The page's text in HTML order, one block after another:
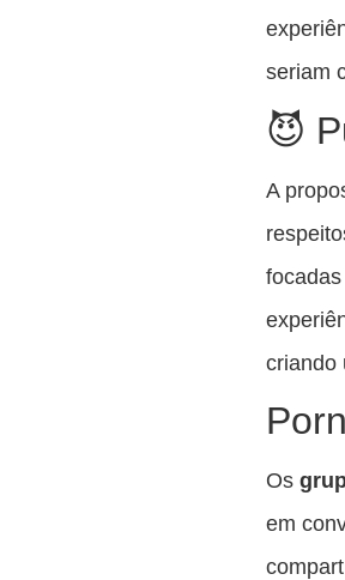
seriam
😈
A
criando
Os
em